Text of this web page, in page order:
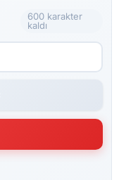
600 karakter
kaldı